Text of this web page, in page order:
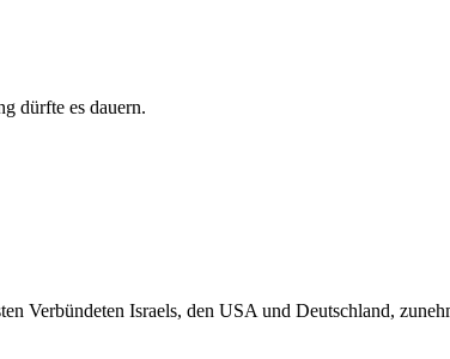
dürfte es dauern.
Verbündeten Israels, den USA und Deutschland,